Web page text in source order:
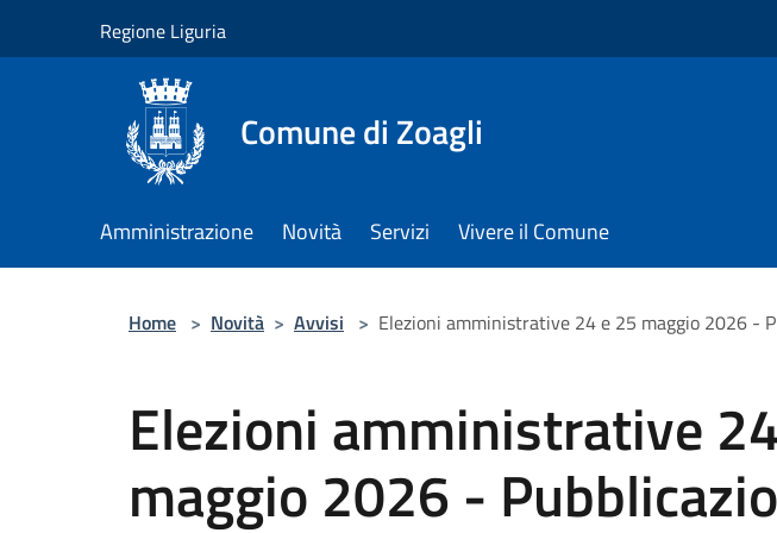
Regione Liguria
Comune di Zoagli
Amministrazione Novità Servizi Vivere il Comune
Home > Novità > Avvisi > Elezioni amministrative 24 e 25 maggio 2026 -
Elezioni amministrative
maggio 2026 -